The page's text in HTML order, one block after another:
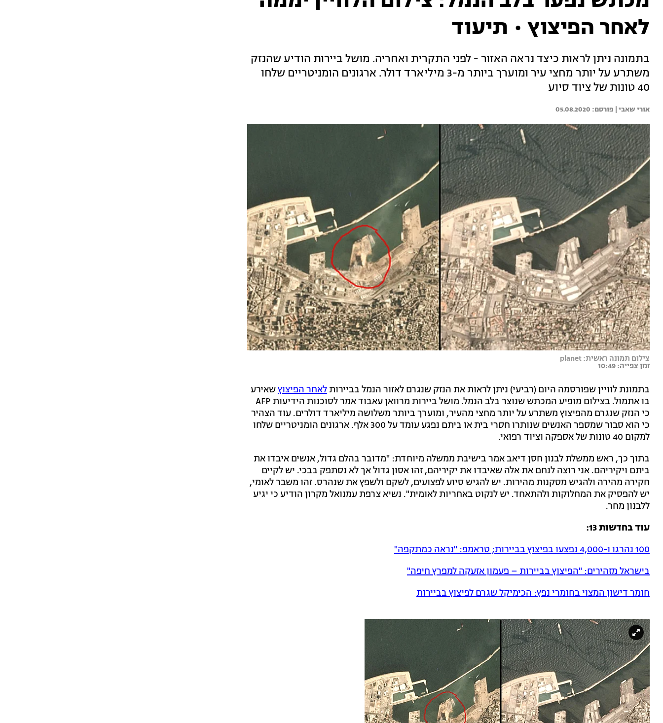
לאחר הפיצוץ • תיעוד
בתמונה ניתן לראות כיצד נראה האזור - לפני התקרית ואחריה. מושל ביירות הודיע שהנזק
משתרע על יותר מחצי עיר ומוערך ביותר מ-3 מיליארד דולר. ארגונים הומניטריים שלחו
40 טונות של ציוד סיוע
אורי שאבי | 05.08.2020
צילום תמונה ראשית: planet
זמן צפייה: 10:49
בתמונת לוויין שפורסמה היום (רביעי) ניתן לראות את הנזק שנגרם לאזור הנמל בביירות לאחר הפיצוץשאירע
בו אתמול. בצילום מופיע המכתש שנוצר בלב הנמל. מושל ביירות מרוואן עאבוד אמר לסוכנות הידיעות AFP
כי הנזק שנגרם מהפיצוץ משתרע על יותר מחצי מהעיר, ומוערך ביותר משלושה מיליארד דולרים. עוד הצהיר
כי הוא סבור שמספר האנשים שנותרו חסרי בית או ביתם נפגע עומד על 300 אלף. ארגונים הומניטריים שלחו
למקום 40 טונות של אספקה וציוד רפואי.
בתוך כך, ראש ממשלת לבנון חסן דיאב אמר בישיבת ממשלה מיוחדת: "מדובר בהלם גדול, אנשים איבדו את
ביתם ויקיריהם. אני רוצה לנחם את אלה שאיבדו את יקיריהם, זהו אסון גדול אך לא נסתפק בבכי. יש לקיים
חקירה מהירה ולהגיש מסקנות מהירות. יש להגיש סיוע לפצועים, לשקם ולשפץ את שנהרס. זהו משבר לאומי,
יש להפסיק את המחלוקות ולהתאחד. יש לנקוט באחריות לאומית". נשיא צרפת עמנואל מקרון הודיע כי יגיע
ללבנון מחר.
עוד בחדשות 13:
100 נהרגו ו-4,000 נפצעו בפיצוץ בביירות; טראמפ: "נראה כמתקפה"
בישראל מזהירים: "הפיצוץ בביירות – פעמון אזעקה למפרץ חיפה"
חומר דישון המצוי בחומרי נפץ: הכימיקל שגרם לפיצוץ בביירות